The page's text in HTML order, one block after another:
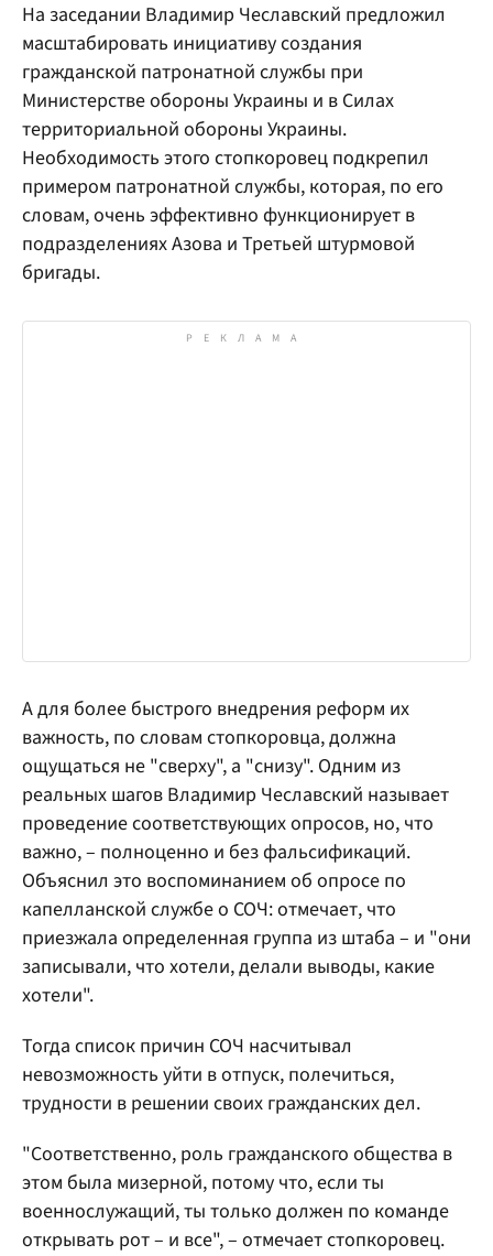
На заседании Владимир Чеславский предложил
масштабировать инициативу создания
гражданской патронатной службы при
Министерстве обороны Украины и в Силах
территориальной обороны Украины.
Необходимость этого стопкоровец подкрепил
примером патронатной службы, которая, по его
словам, очень эффективно функционирует в
подразделениях Азова и Третьей штурмовой
бригады.
А для более быстрого внедрения реформ их
важность, по словам стопкоровца, должна
ощущаться не "сверху", а "снизу". Одним из
реальных шагов Владимир Чеславский называет
проведение соответствующих опросов, но, что
важно, – полноценно и без фальсификаций.
Объяснил это воспоминанием об опросе по
капелланской службе о СОЧ: отмечает, что
приезжала определенная группа из штаба – и "они
записывали, что хотели, делали выводы, какие
хотели".
Тогда список причин СОЧ насчитывал
невозможность уйти в отпуск, полечиться,
трудности в решении своих гражданских дел.
"Соответственно, роль гражданского общества в
этом была мизерной, потому что, если ты
военнослужащий, ты только должен по команде
открывать рот – и все", – отмечает стопкоровец.